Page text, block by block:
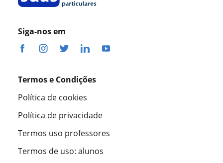
Siga-nos em
Termos e Condições
Política de cookies
Política de privacidade
Termos uso professores
Termos de uso: alunos